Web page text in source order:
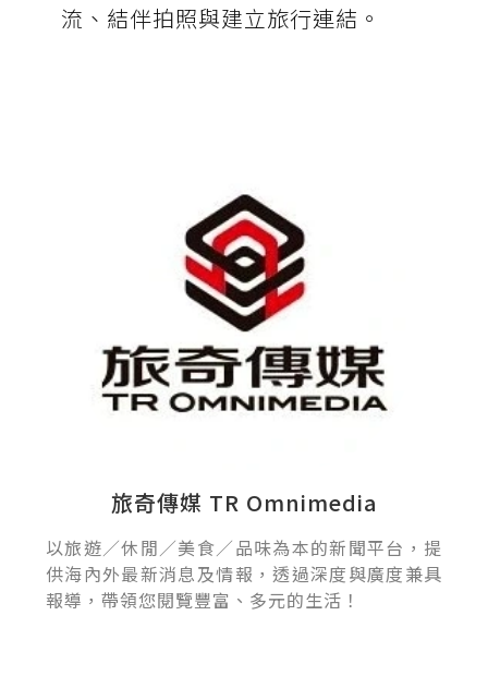
流、結伴拍照與建立旅行連結。
旅奇傳媒 TR Omnimedia
以旅遊／休閒／美食／品味為本的新聞平台，提
供海內外最新消息及情報，透過深度與廣度兼具
報導，帶領您閱覽豐富、多元的生活！